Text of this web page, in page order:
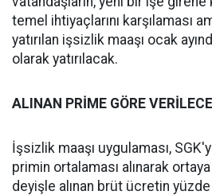
temel ihtiyaçlarını karşılaması
yatırılan işsizlik maaşı ocak
olarak yatırılacak.
ALINAN PRİME GÖRE
İşsizlik maaşı uygulaması,
primin ortalaması alınarak ortaya
deyişle alınan brüt ücretin